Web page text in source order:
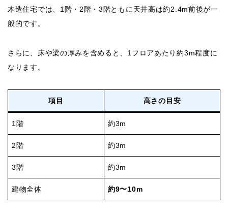
木造住宅では、1階・2階・3階ともに天井高は約2.4m前後が一
般的です。
さらに、床や梁の厚みを含めると、1フロアあたり約3m程度に
なります。
項目 高さの目安
1階 約3m
2階 約3m
3階 約3m
建物全体 約9〜10m